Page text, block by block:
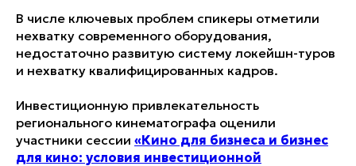
В числе ключевых проблем спикеры отметили
нехватку современного оборудования,
недостаточно развитую систему локейшн-туров
и нехватку квалифицированных кадров.
Инвестиционную привлекательность
регионального кинематографа оценили
участники сессии «Кино для бизнеса и бизнес
для кино: условия инвестиционной